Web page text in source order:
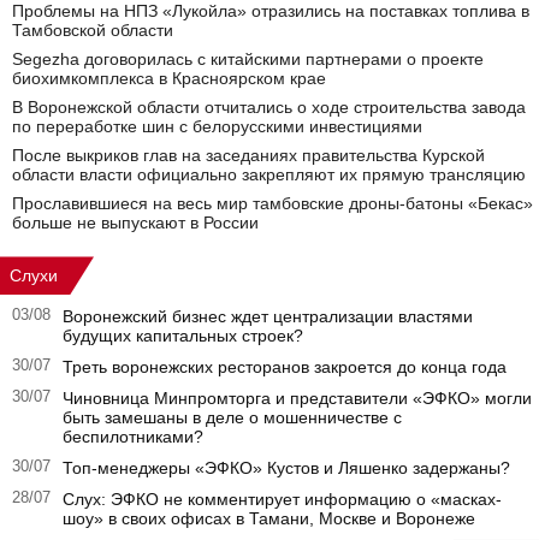
Проблемы на НПЗ «Лукойла» отразились на поставках топлива в
Тамбовской области
Segezha договорилась с китайскими партнерами о проекте
биохимкомплекса в Красноярском крае
В Воронежской области отчитались о ходе строительства завода
по переработке шин с белорусскими инвестициями
После выкриков глав на заседаниях правительства Курской
области власти официально закрепляют их прямую трансляцию
Прославившиеся на весь мир тамбовские дроны-батоны «Бекас»
больше не выпускают в России
Слухи
03/08
Воронежский бизнес ждет централизации властями
будущих капитальных строек?
30/07 Треть воронежских ресторанов закроется до конца года
30/07
Чиновница Минпромторга и представители «ЭФКО» могли
быть замешаны в деле о мошенничестве с
беспилотниками?
30/07 Топ-менеджеры «ЭФКО» Кустов и Ляшенко задержаны?
28/07
Слух: ЭФКО не комментирует информацию о «масках-
шоу» в своих офисах в Тамани, Москве и Воронеже